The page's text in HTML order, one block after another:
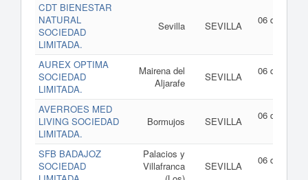
CDT BIENESTAR
NATURAL
SOCIEDAD
LIMITADA.
Sevilla SEVILLA
06 de
AUREX OPTIMA
SOCIEDAD
LIMITADA.
Mairena del
Aljarafe
SEVILLA
06 de
AVERROES MED
LIVING SOCIEDAD
LIMITADA.
Bormujos SEVILLA
06 de
SFB BADAJOZ
SOCIEDAD
Palacios y
Villafranca
SEVILLA
06 de